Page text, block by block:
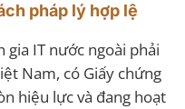
pháp lý hợp lệ
IT nước ngoài phải
Nam, có Giấy chứng
hiệu lực và đang hoạt